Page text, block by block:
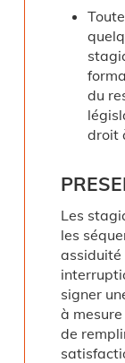
du
droit
Les
les
assiduité
signer
à
de